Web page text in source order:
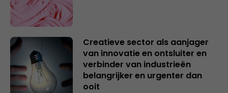
Creatieve sector als aanjager
van innovatie en ontsluiter en
verbinder van industrieën
belangrijker en urgenter dan
ooit